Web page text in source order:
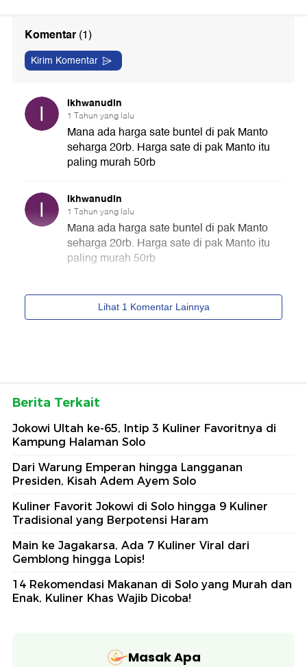
Berita Terkait
Jokowi Ultah ke-65, Intip 3 Kuliner Favoritnya di
Kampung Halaman Solo
Dari Warung Emperan hingga Langganan
Presiden, Kisah Adem Ayem Solo
Kuliner Favorit Jokowi di Solo hingga 9 Kuliner
Tradisional yang Berpotensi Haram
Main ke Jagakarsa, Ada 7 Kuliner Viral dari
Gemblong hingga Lopis!
14 Rekomendasi Makanan di Solo yang Murah dan
Enak, Kuliner Khas Wajib Dicoba!
Masak Apa